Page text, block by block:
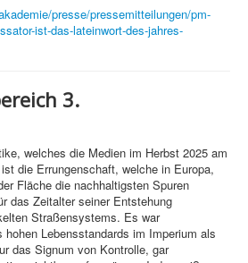
presse/pressemitteilungen/pm-
ist-das-lateinwort-des-jahres-
3.
welches die Medien im Herbst 2025 am
die Errungenschaft, welche in Europa,
Fläche die nachhaltigsten Spuren
das Zeitalter seiner Entstehung
Straßensystems. Es war
hohen Lebensstandards im Imperium als
das Signum von Kontrolle, gar